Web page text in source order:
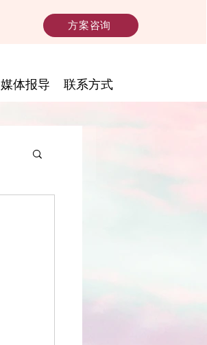
方案咨询
媒体报导 联系方式